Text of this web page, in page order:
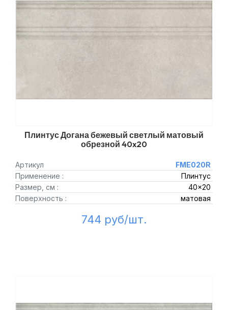
Плинтус Догана бежевый светлый матовый
обрезной 40x20
Артикул
FME020R
Применение :
Плинтус
Размер, см :
40x20
Поверхность :
матовая
744 руб/шт.